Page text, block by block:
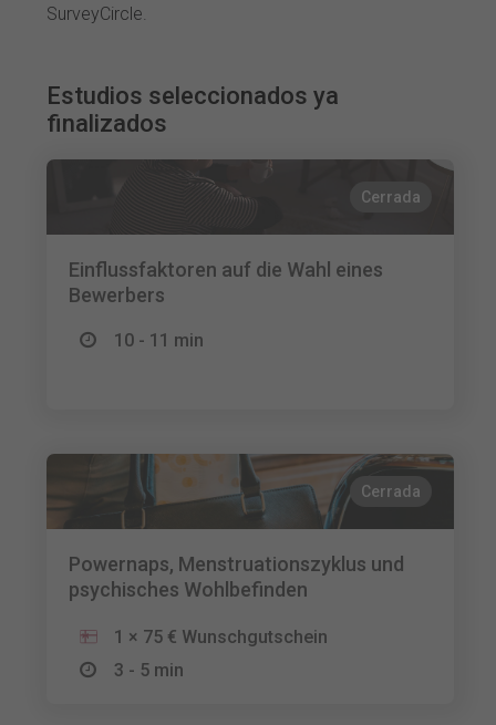
SurveyCircle.
Estudios seleccionados ya
finalizados
Cerrada
Einflussfaktoren auf die Wahl eines
Bewerbers
10 - 11 min
Cerrada
Powernaps, Menstruationszyklus und
psychisches Wohlbefinden
1 × 75 € Wunschgutschein
3 - 5 min